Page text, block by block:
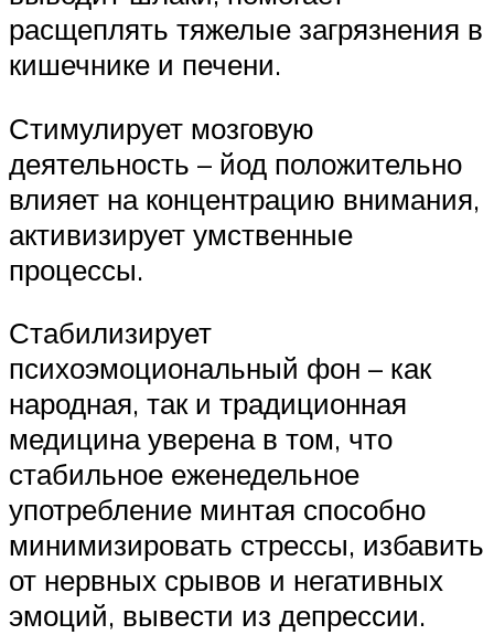
расщеплять тяжелые загрязнения в
кишечнике и печени.
Стимулирует мозговую
деятельность – йод положительно
влияет на концентрацию внимания,
активизирует умственные
процессы.
Стабилизирует
психоэмоциональный фон – как
народная, так и традиционная
медицина уверена в том, что
стабильное еженедельное
употребление минтая способно
минимизировать стрессы, избавить
от нервных срывов и негативных
эмоций, вывести из депрессии.